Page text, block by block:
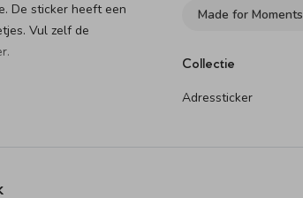
De sticker heeft een
Vul zelf de
Made for Moments
Collectie
Adressticker